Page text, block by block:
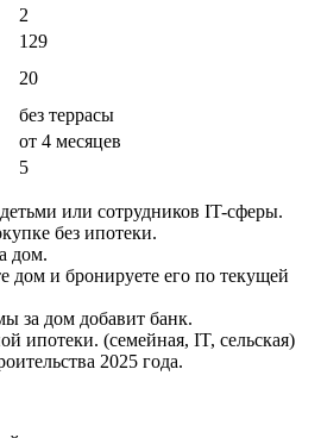
2
129
20
без террасы
от 4 месяцев
5
или сотрудников IT-сферы.
без ипотеки.
дом.
дом и бронируете его по текущей
за дом добавит банк.
ипотеки. (семейная, IT, сельская)
2025 года.